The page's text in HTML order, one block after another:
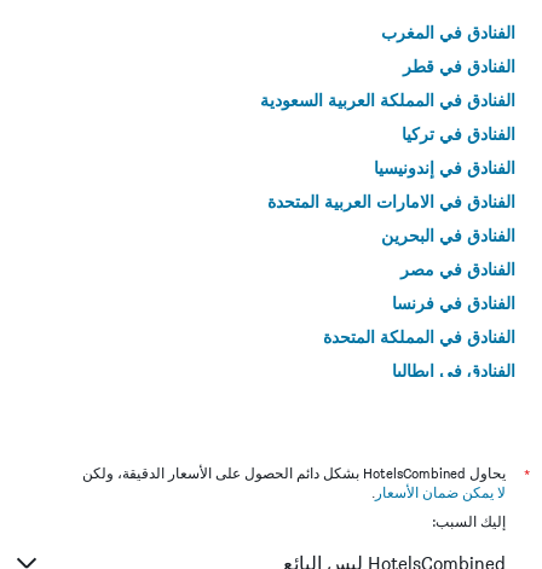
الفنادق في المغرب
الفنادق في قطر
الفنادق في المملكة العربية السعودية
الفنادق في تركيا
الفنادق في إندونيسيا
الفنادق في الامارات العربية المتحدة
الفنادق في البحرين
الفنادق في مصر
الفنادق في فرنسا
الفنادق في المملكة المتحدة
الفنادق في إيطاليا
*
يحاول HotelsCombined بشكل دائم الحصول على الأسعار الدقيقة، ولكن
لا يمكن ضمان الأسعار .
إليك السبب:
HotelsCombined ليس البائع